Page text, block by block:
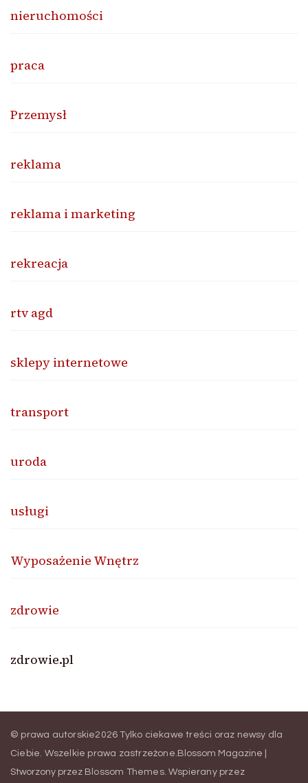
nieruchomości
praca
Przemysł
reklama
reklama i marketing
rekreacja
rtv agd
sklepy internetowe
transport
uroda
usługi
Wyposażenie Wnętrz
zdrowie
zdrowie.pl
© prawa autorskie2026Tylko ciekawe treści oraz newsy dla
Ciebie. Wszelkie prawa zastrzeżone. Blossom Magazine |
Stworzony przez Blossom Themes. Wspierany przez